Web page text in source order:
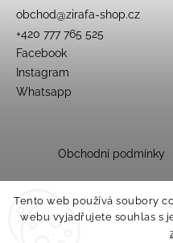
Tento web používá soubory
webu vyjadřujete souhlas s
obchod@zirafa-shop.cz
+420 777 765 525
Facebook
Instagram
Whatsapp
Obchodní podmínky